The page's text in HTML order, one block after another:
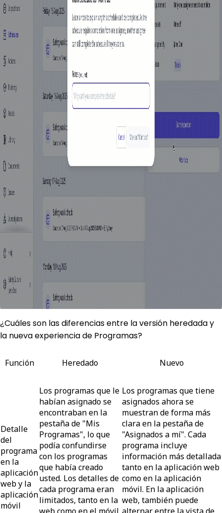
¿Cuáles son las diferencias entre la versión heredada y
la nueva experiencia de Programas?
Función Heredado Nuevo
Detalle
del
programa
en la
aplicación
web y la
aplicación
móvil
Los programas que le
habían asignado se
encontraban en la
pestaña de "Mis
Programas", lo que
podía confundirse
con los programas
que había creado
usted. Los detalles de
cada programa eran
limitados, tanto en la
web como en el móvil,
Los programas que tiene
asignados ahora se
muestran de forma más
clara en la pestaña de
"Asignados a mí". Cada
programa incluye
información más detallada
tanto en la aplicación web
como en la aplicación
móvil. En la aplicación
web, también puede
alternar entre la vista de